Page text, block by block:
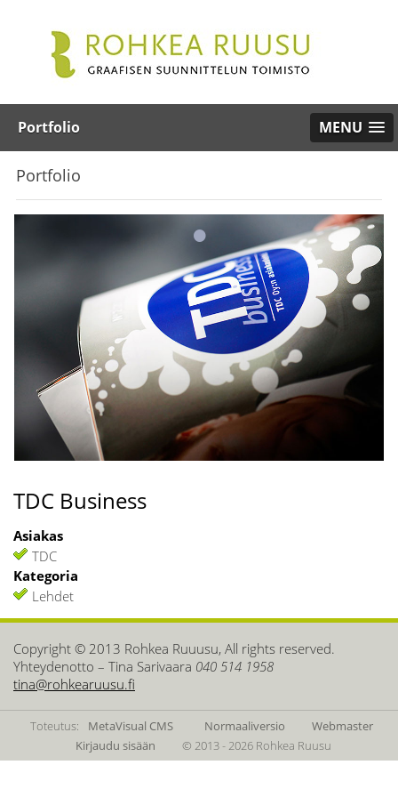
Portfolio MENU
Portfolio
•
TDC Business
Asiakas
TDC
Kategoria
Lehdet
Copyright © 2013 Rohkea Ruuusu, All rights reserved.
Yhteydenotto – Tina Sarivaara 040 514 1958
tina@rohkearuusu.fi
Toteutus: MetaVisual CMS Normaaliversio
Webmaster
Kirjaudu sisään
© 2013 - 2026 Rohkea Ruusu